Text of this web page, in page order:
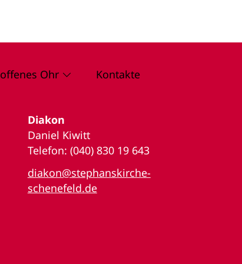
offenes Ohr Kontakte
Diakon
Daniel Kiwitt
Telefon: (040) 830 19 643
diakon@stephanskirche-
schenefeld.de